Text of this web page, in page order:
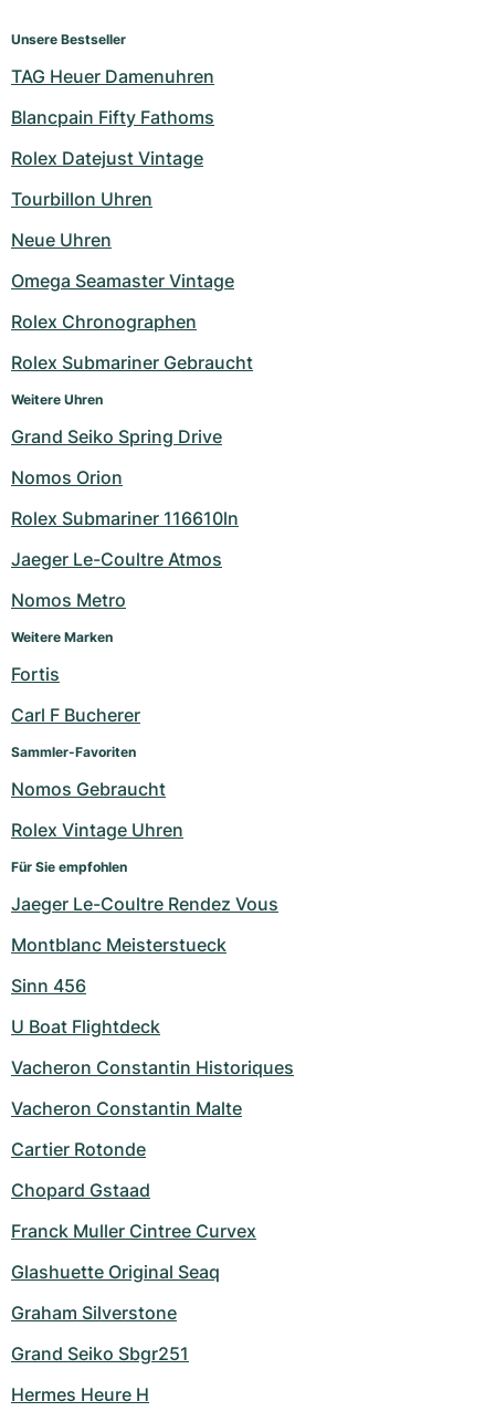
Unsere Bestseller
TAG Heuer Damenuhren
Blancpain Fifty Fathoms
Rolex Datejust Vintage
Tourbillon Uhren
Neue Uhren
Omega Seamaster Vintage
Rolex Chronographen
Rolex Submariner Gebraucht
Weitere Uhren
Grand Seiko Spring Drive
Nomos Orion
Rolex Submariner 116610ln
Jaeger Le-Coultre Atmos
Nomos Metro
Weitere Marken
Fortis
Carl F Bucherer
Sammler-Favoriten
Nomos Gebraucht
Rolex Vintage Uhren
Für Sie empfohlen
Jaeger Le-Coultre Rendez Vous
Montblanc Meisterstueck
Sinn 456
U Boat Flightdeck
Vacheron Constantin Historiques
Vacheron Constantin Malte
Cartier Rotonde
Chopard Gstaad
Franck Muller Cintree Curvex
Glashuette Original Seaq
Graham Silverstone
Grand Seiko Sbgr251
Hermes Heure H